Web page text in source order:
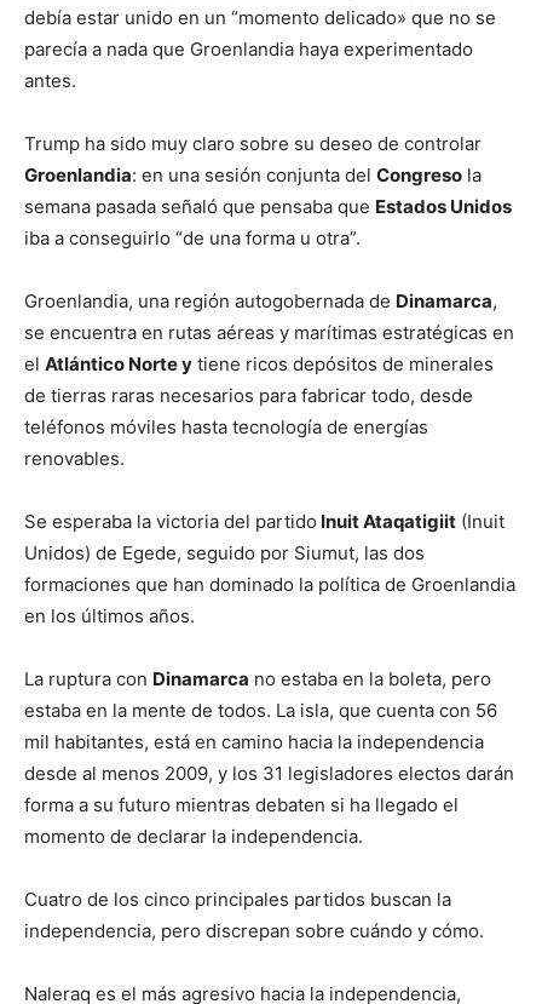
debía estar unido en un “momento delicado» que no se
parecía a nada que Groenlandia haya experimentado
antes.
Trump ha sido muy claro sobre su deseo de controlar
Groenlandia: en una sesión conjunta del Congreso la
semana pasada señaló que pensaba que Estados Unidos
iba a conseguirlo “de una forma u otra”.
Groenlandia, una región autogobernada de Dinamarca,
se encuentra en rutas aéreas y marítimas estratégicas en
el Atlántico Norte y tiene ricos depósitos de minerales
de tierras raras necesarios para fabricar todo, desde
teléfonos móviles hasta tecnología de energías
renovables.
Se esperaba la victoria del partido Inuit Ataqatigiit (Inuit
Unidos) de Egede, seguido por Siumut, las dos
formaciones que han dominado la política de Groenlandia
en los últimos años.
La ruptura con Dinamarca no estaba en la boleta, pero
estaba en la mente de todos. La isla, que cuenta con 56
mil habitantes, está en camino hacia la independencia
desde al menos 2009, y los 31 legisladores electos darán
forma a su futuro mientras debaten si ha llegado el
momento de declarar la independencia.
Cuatro de los cinco principales partidos buscan la
independencia, pero discrepan sobre cuándo y cómo.
Naleraq es el más agresivo hacia la independencia,